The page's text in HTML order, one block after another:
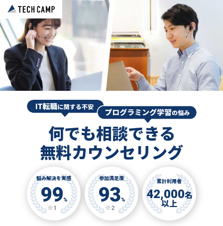
何でも相談できる
無料カウンセリング
悩み解決を実感
99%
※1
参加満足度
93%
※2
累計利用者
42,000名
以上